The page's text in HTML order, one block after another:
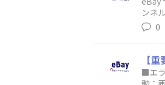
ラー
tsの
ンネ
にて
o.jp/
皆
ら下
これ
0
【
■エ